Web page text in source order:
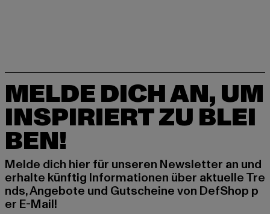
MELDE DICH AN, UM
INSPIRIERT ZU BLEI
BEN!
Melde dich hier für unseren Newsletter an und
erhalte künftig Informationen über aktuelle Tre
nds, Angebote und Gutscheine von DefShop p
er E-Mail!